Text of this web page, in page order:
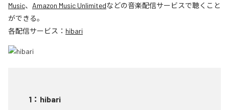
Music、 Amazon Music Unlimitedなどの音楽配信サービスで聴くこと
ができる。
各配信サービス： hibari
1 ： hibari